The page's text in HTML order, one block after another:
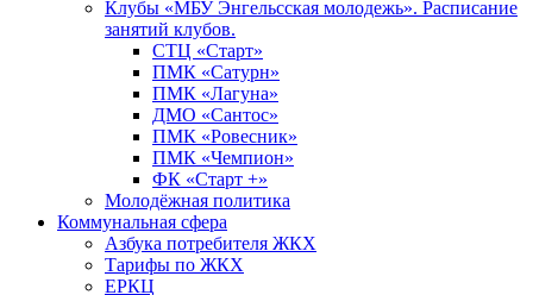
Клубы «МБУ Энгельсская молодежь». Расписание
занятий клубов.
СТЦ «Старт»
ПМК «Сатурн»
ПМК «Лагуна»
ДМО «Сантос»
ПМК «Ровесник»
ПМК «Чемпион»
ФК «Старт +»
Молодёжная политика
Коммунальная сфера
Азбука потребителя ЖКХ
Тарифы по ЖКХ
ЕРКЦ